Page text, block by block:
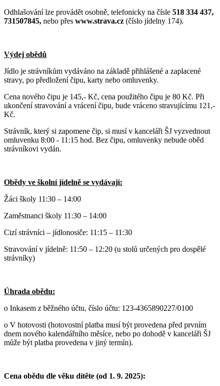
Odhlašování lze provádět osobně, telefonicky na čísle 518 334 437,
731507845, nebo přes www.strava.cz (číslo jídelny 174).
Výdej obědů
Jídlo je strávníkům vydáváno na základě přihlášené a zaplacené
stravy, po předložení čipu, karty nebo omluvenky.
Cena nového čipu je 145,- Kč, cena použitého čipu je 80 Kč. Při
ukončení stravování a vrácení čipu, bude vráceno stravujícímu 121,-
Kč.
Strávník, který si zapomene čip, si musí v kanceláři ŠJ vyzvednout
omluvenku 8:00 - 11:15 hod. Bez čipu, omluvenky nebude oběd
strávníkovi vydán.
Obědy ve školní jídelně se vydávají:
Žáci školy 11:30 – 14:00
Zaměstnanci školy 11:30 – 14:00
Cizí strávníci – jídlonosiče: 11:15 – 11:30
Stravování v jídelně: 11:50 – 12:20 (u stolů určených pro dospělé
strávníky)
Úhrada obědu:
o Inkasem z běžného účtu, číslo účtu: 123-4365890227/0100
o V hotovosti (hotovostní platba musí být provedena před prvním
dnem nového kalendářního měsíce, nebo po dohodě v kanceláři ŠJ
může být platba provedena v jiný termín).
Cena obědu dle věku dítěte (od 1. 9. 2025):